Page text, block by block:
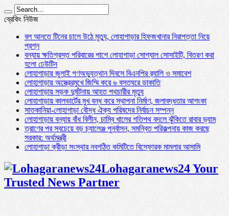
ব্রেকিং নিউজ
বল আনতে টিনের চালে উঠে মৃত্যু, লোহাগাড়ার হিফজখানার নিরাপত্তা নিয়ে
প্রশ্ন
বন্যায় ক্ষতিগ্রস্ত পরিবারের পাশে লোহাগাড়া সোশ্যাল সোসাইটি, বিতরণ করা
হলো ঢেউটিন
লোহাগাড়ায় জুলাই গণঅভ্যুত্থান দিবসে বিএনপির র‌্যালি ও সমাবেশ
লোহাগাড়ায় অস্ত্রেরমুখে জিম্মি করে ৬ বসতঘরে ডাকাতি
লোহাগাড়ায় সড়ক দুর্ঘটনায় আহত পথচারীর মৃত্যু
লোহাগাড়ায় কালভার্টের মুখ বন্ধ করে স্থাপনা নির্মাণ, জলাবদ্ধতার আশংকা
সাতকানিয়া-লোহাগাড়া বৌদ্ধ ঐক্য পরিষদের নির্বাচন সম্পন্ন
লোহাগাড়ায় বন্যায় বাঁধ বিলীন, চাম্বি খালের গতিপথ বদলে ঝুঁকিতে রাবার ড্যাম
ত্রাণের পর সবচেয়ে বড় চ্যালেঞ্জ পুনর্বাসন, সমন্বিত পরিকল্পনায় কাজ করছে
সরকার: অর্থমন্ত্রী
লোহাগাড়া ক্রীড়া সংস্থার নবগঠিত কমিটিতে বিস্ফোরক মামলার আসামি
Lohagaranews24 Your
Trusted News Partner